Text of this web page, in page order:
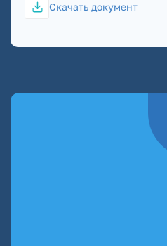
Скачать документ